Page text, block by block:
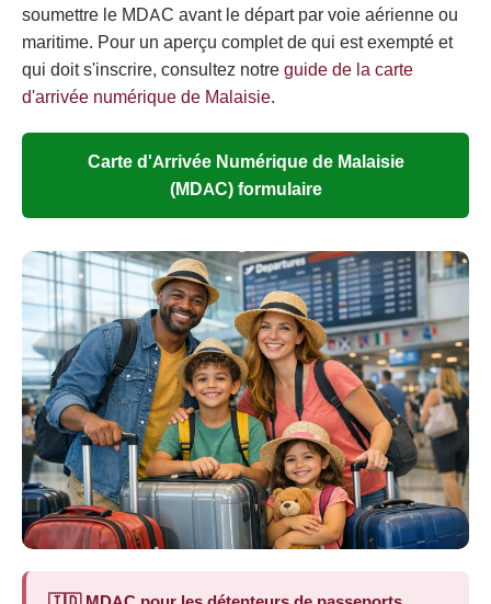
soumettre le MDAC avant le départ par voie aérienne ou
maritime. Pour un aperçu complet de qui est exempté et
qui doit s'inscrire, consultez notreguide de la carte
d'arrivée numérique de Malaisie.
Carte d'Arrivée Numérique de Malaisie
(MDAC) formulaire